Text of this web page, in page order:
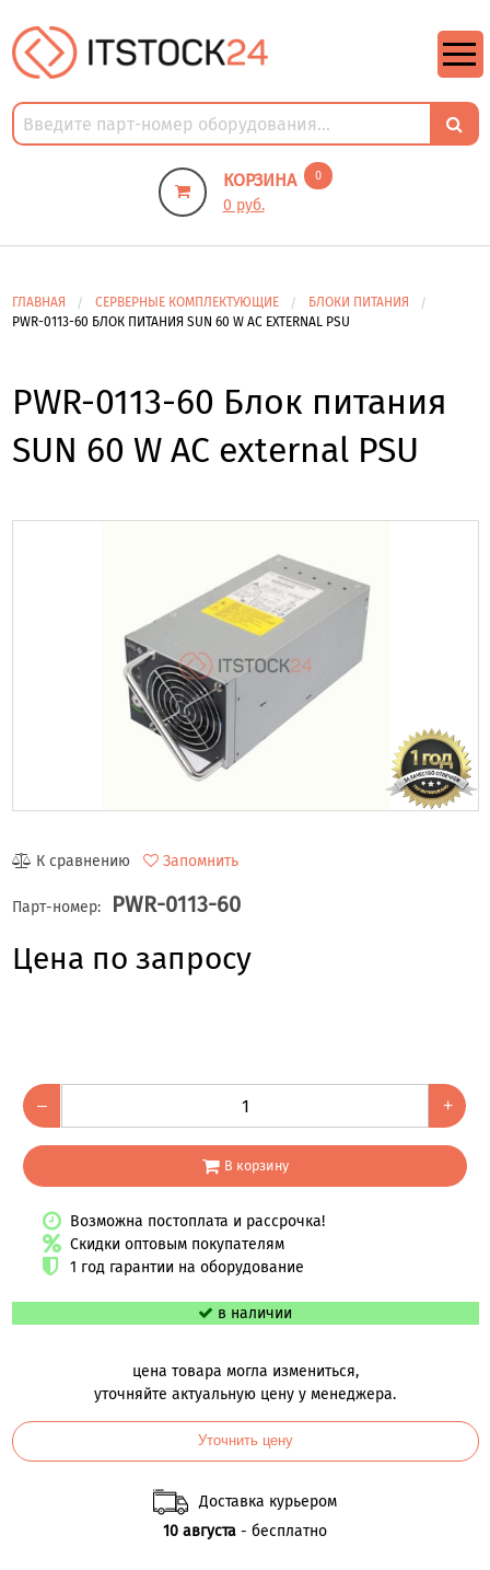
КОРЗИНА 0
0 руб.
ГЛАВНАЯ СЕРВЕРНЫЕ КОМПЛЕКТУЮЩИЕ
БЛОКИ ПИТАНИЯ
PWR-0113-60 БЛОК ПИТАНИЯ SUN 60 W AC EXTERNAL PSU
PWR-0113-60 Блок питания
SUN 60 W AC external PSU
К сравнению Запомнить
Парт-номер: PWR-0113-60
Цена по запросу
– +
В корзину
Возможна постоплата и рассрочка!
Скидки оптовым покупателям
1 год гарантии на оборудование
в наличии
цена товара могла измениться,
уточняйте актуальную цену у менеджера.
Уточнить цену
Доставка курьером
10 августа - бесплатно